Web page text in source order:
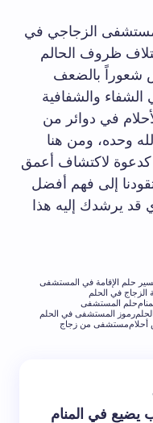
الزجاجي في
ظروف الحالم
شعوراً بالضعف
والشفافية
في دوائر من
وحده، ومن هنا
كدعوة لاكتشاف أعمق
إلى فهم أفضل
قد يرشدك إليه هذا
حلم الإقامة في المستشفى
الزجاج في الحلم
حلم المستشفى
رموز المستشفى في الحلم
مستشفى من زجاج
في المنام